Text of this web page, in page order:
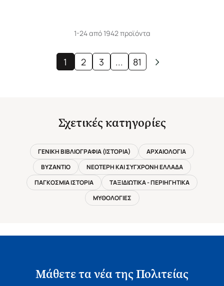
1-24 από 1942 προϊόντα
1 2 3 ... 81
Σχετικές κατηγορίες
ΓΕΝΙΚΗ ΒΙΒΛΙΟΓΡΑΦΙΑ (ΙΣΤΟΡΙΑ)
ΑΡΧΑΙΟΛΟΓΙΑ
ΒΥΖΑΝΤΙΟ
ΝΕΟΤΕΡΗ ΚΑΙ ΣΥΓΧΡΟΝΗ ΕΛΛΑΔΑ
ΠΑΓΚΟΣΜΙΑ ΙΣΤΟΡΙΑ
ΤΑΞΙΔΙΩΤΙΚΑ - ΠΕΡΙΗΓΗΤΙΚΑ
ΜΥΘΟΛΟΓΙΕΣ
Μάθετε τα νέα της Πολιτείας